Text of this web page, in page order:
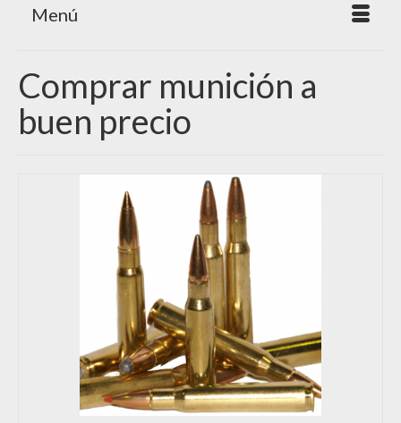
Menú
Comprar munición a
buen precio